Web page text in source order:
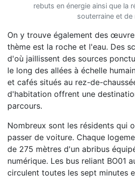
rebuts en énergie ainsi que la
souterraine et de
On y trouve également des
thème est la roche et l'eau. Des
d'où jaillissent des sources
le long des allées à échelle
et cafés situés au rez-de-
d'habitation offrent une
parcours.
Nombreux sont les résidents qui
passer de voiture. Chaque
de 275 mètres d'un abribus
numérique. Les bus reliant BO01
circulent toutes les sept minutes